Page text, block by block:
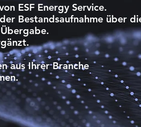
ESF Energy Service.
Bestandsaufnahme über
aus Ihrer Branche